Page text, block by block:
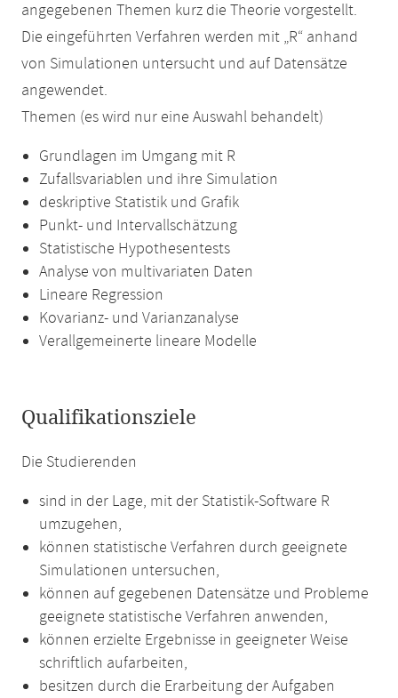
angegebenen Themen kurz die Theorie vorgestellt.
Die eingeführten Verfahren werden mit „R“ anhand
von Simulationen untersucht und auf Datensätze
angewendet.
Themen (es wird nur eine Auswahl behandelt)
Grundlagen im Umgang mit R
Zufallsvariablen und ihre Simulation
deskriptive Statistik und Grafik
Punkt- und Intervallschätzung
Statistische Hypothesentests
Analyse von multivariaten Daten
Lineare Regression
Kovarianz- und Varianzanalyse
Verallgemeinerte lineare Modelle
Qualifikationsziele
Die Studierenden
sind in der Lage, mit der Statistik-Software R
umzugehen,
können statistische Verfahren durch geeignete
Simulationen untersuchen,
können auf gegebenen Datensätze und Probleme
geeignete statistische Verfahren anwenden,
können erzielte Ergebnisse in geeigneter Weise
schriftlich aufarbeiten,
besitzen durch die Erarbeitung der Aufgaben